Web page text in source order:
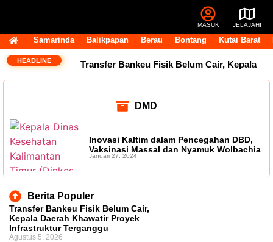
MASUK JELAJAHI
Samarinda Balikpapan Berau Bontang Kutai Barat
HEADLINE Transfer Bankeu Fisik Belum Cair, Kepala
Kaltim Masih Kosong, BKD Pastikan Dilakukan
Samarinda Tegaskan Retribusi untuk Menjaga
DMD
Inovasi Kaltim dalam Pencegahan DBD,
Vaksinasi Massal dan Nyamuk Wolbachia
Januari 27, 2024
Berita Populer
Transfer Bankeu Fisik Belum Cair,
Kepala Daerah Khawatir Proyek
Infrastruktur Terganggu
Agustus 5, 2026